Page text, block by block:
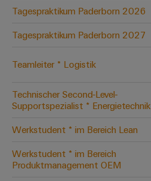
Tagespraktikum Paderborn 2026
Tagespraktikum Paderborn 2027
Teamleiter * Logistik
Technischer Second-Level-
Supportspezialist * Energietechnik
Werkstudent * im Bereich Lean
Werkstudent * im Bereich
Produktmanagement OEM